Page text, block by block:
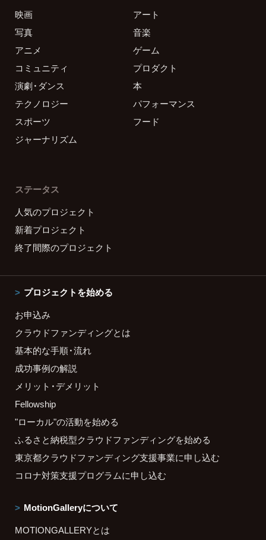
映画
アート
写真
音楽
アニメ
ゲーム
コミュニティ
プロダクト
演劇・ダンス
本
テクノロジー
パフォーマンス
スポーツ
フード
ジャーナリズム
ステータス
人気のプロジェクト
新着プロジェクト
終了間際のプロジェクト
プロジェクトを始める
お申込み
クラウドファンディングとは
基本的な手順・流れ
成功事例の解説
メリット・デメリット
Fellowship
"ローカル"の活動を始める
ふるさと納税型クラウドファンディングを始める
東京都クラウドファンディング支援事業に申し込む
コロナ対策支援プログラムに申し込む
MotionGalleryについて
MOTIONGALLERYとは